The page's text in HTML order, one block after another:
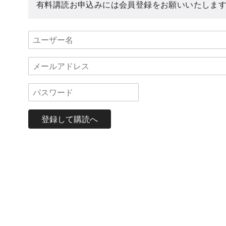
有料講読お申込みには会員登録をお願いいたしま
登録して購読へ